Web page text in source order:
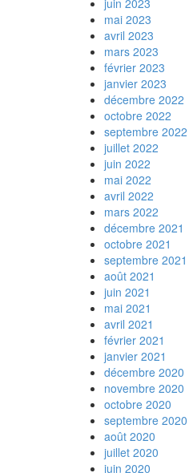
juin 2023
mai 2023
avril 2023
mars 2023
février 2023
janvier 2023
décembre 2022
octobre 2022
septembre 2022
juillet 2022
juin 2022
mai 2022
avril 2022
mars 2022
décembre 2021
octobre 2021
septembre 2021
août 2021
juin 2021
mai 2021
avril 2021
février 2021
janvier 2021
décembre 2020
novembre 2020
octobre 2020
septembre 2020
août 2020
juillet 2020
juin 2020